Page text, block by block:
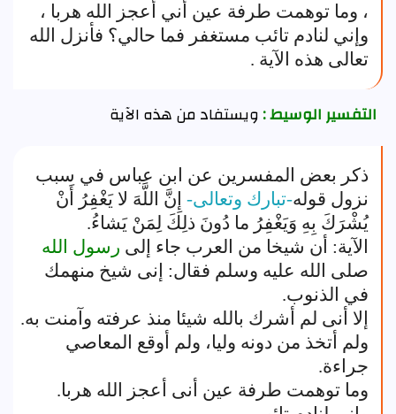
، وما توهمت طرفة عين أني أعجز الله هربا ،
وإني لنادم تائب مستغفر فما حالي؟ فأنزل الله
تعالى هذه الآية .
التفسير الوسيط :ويستفاد من هذه الآية
ذكر بعض المفسرين عن ابن عباس في سبب
نزول قوله-تبارك وتعالى- إِنَّ اللَّهَ لا يَغْفِرُ أَنْ
يُشْرَكَ بِهِ وَيَغْفِرُ ما دُونَ ذلِكَ لِمَنْ يَشاءُ.
الآية: أن شيخا من العرب جاء إلى رسول الله
صلى الله عليه وسلم فقال: إنى شيخ منهمك
في الذنوب.
إلا أنى لم أشرك بالله شيئا منذ عرفته وآمنت به.
ولم أتخذ من دونه وليا، ولم أوقع المعاصي
جراءة.
وما توهمت طرفة عين أنى أعجز الله هربا.